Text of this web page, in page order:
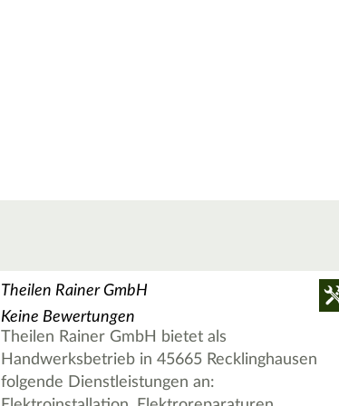
Theilen Rainer GmbH
Keine Bewertungen
Theilen Rainer GmbH bietet als
Handwerksbetrieb in 45665 Recklinghausen
folgende Dienstleistungen an: